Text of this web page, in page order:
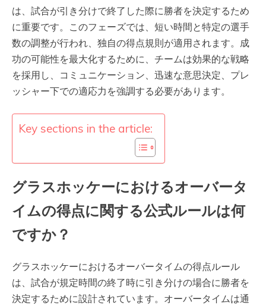
は、試合が引き分けで終了した際に勝者を決定するため
に重要です。このフェーズでは、短い時間と特定の選手
数の調整が行われ、独自の得点規則が適用されます。成
功の可能性を最大化するために、チームは効果的な戦略
を採用し、コミュニケーション、迅速な意思決定、プレ
ッシャー下での適応力を強調する必要があります。
Key sections in the article:
グラスホッケーにおけるオーバータ
イムの得点に関する公式ルールは何
ですか？
グラスホッケーにおけるオーバータイムの得点ルール
は、試合が規定時間の終了時に引き分けの場合に勝者を
決定するために設計されています。オーバータイムは通